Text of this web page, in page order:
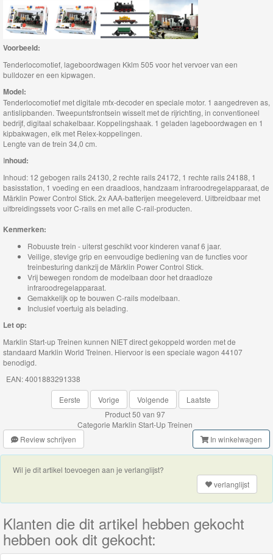
Nieuwe
artikelen
Startsets
Thema
Uitbreidingsets
Bouwsteentreinen
Jim
Knoop
Jim
Knopf
-
Jim
Button
Diesellocomotieven
Electrische
Locomotieven
Goederenwagons
Personen
wagons
Stoomlocomotieven
C-
Rails
Gebouwen
Voorbeeld:
Tenderlocomotief, lageboordwagen Kklm 505 voor het vervoer van een
bulldozer en een kipwagen.
Model:
Tenderlocomotief met digitale mfx-decoder en speciale motor. 1 aangedreven as,
antislipbanden. Tweepuntsfrontsein wisselt met de rijrichting, in conventioneel
bedrijf, digitaal schakelbaar. Koppelingshaak. 1 geladen lageboordwagen en 1
kipbakwagen, elk met Relex-koppelingen.
Lengte van de trein 34,0 cm.
Inhoud:
Inhoud: 12 gebogen rails 24130, 2 rechte rails 24172, 1 rechte rails 24188, 1
basisstation, 1 voeding en een draadloos, handzaam infraroodregelapparaat, de
Märklin Power Control Stick. 2x AAA-batterijen meegeleverd. Uitbreidbaar met
uitbreidingssets voor C-rails en met alle C-rail-producten.
Kenmerken:
Robuuste trein - uiterst geschikt voor kinderen vanaf 6 jaar.
Veilige, stevige grip en eenvoudige bediening van de functies voor
treinbesturing dankzij de Märklin Power Control Stick.
Vrij bewegen rondom de modelbaan door het draadloze
infraroodregelapparaat.
Gemakkelijk op te bouwen C-rails modelbaan.
Inclusief voertuig als belading.
Let op:
Marklin Start-up Treinen kunnen NIET direct gekoppeld worden met de
standaard Marklin World Treinen. Hiervoor is een speciale wagon 44107
benodigd.
EAN: 4001883291338
Eerste
Vorige Volgende
Laatste
Product 50 van 97
Categorie Marklin Start-Up Treinen
Review schrijven
In winkelwagen
Wil je dit artikel toevoegen aan je verlanglijst?
verlanglijst
Klanten die dit artikel hebben gekocht
hebben ook dit gekocht: